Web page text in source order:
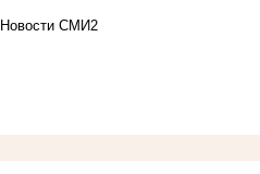
Новости СМИ2